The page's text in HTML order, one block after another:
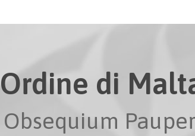
di